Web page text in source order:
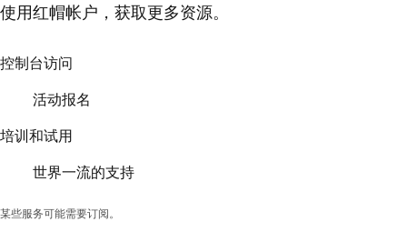
使用红帽帐户，获取更多资源。
控制台访问
活动报名
培训和试用
世界一流的支持
某些服务可能需要订阅。